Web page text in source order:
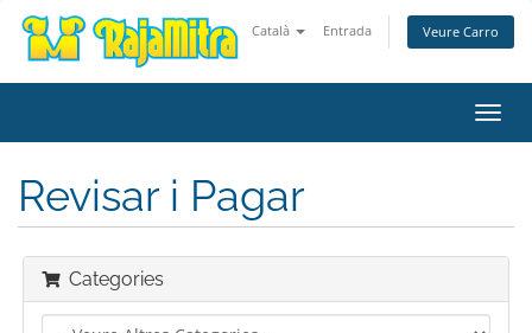
Català Entrada Veure Carro
la
Revisar i Pagar
Categories